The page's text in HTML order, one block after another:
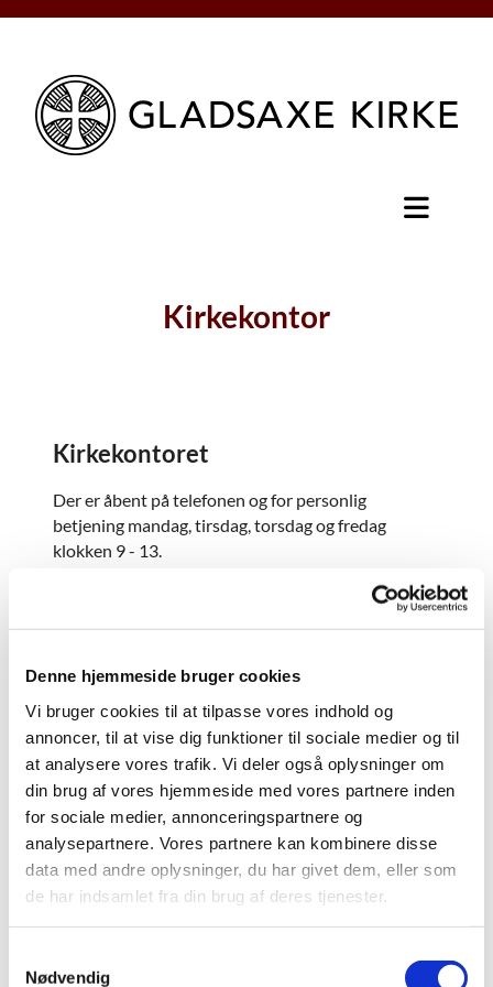
Denne hjemmeside bruger cookies
Vi bruger cookies til at tilpasse vores indhold og
annoncer, til at vise dig funktioner til sociale medier og til
at analysere vores trafik. Vi deler også oplysninger om
din brug af vores hjemmeside med vores partnere inden
for sociale medier, annonceringspartnere og
analysepartnere. Vores partnere kan kombinere disse
data med andre oplysninger, du har givet dem, eller som
de har indsamlet fra din brug af deres tjenester.
Nødvendig
Kirkekontor
Kirkekontoret
Der er åbent på telefonen og for personlig
betjening mandag, tirsdag, torsdag og fredag
klokken 9 - 13.
Onsdag er der lukket for personlig betjening, men
Provst Bentzons Vej 1
2860 Søborg
Telefon: 39 67 74 73
E-mail:gladsaxe.sogn@km.dk
Du kan sende en mail til kirkekontoret på
gladsaxe.sogn@km.dk, og vi vil besvare den
hurtigst muligt.
Skal du sende personfølsomme oplysninger
orm?sid=7130